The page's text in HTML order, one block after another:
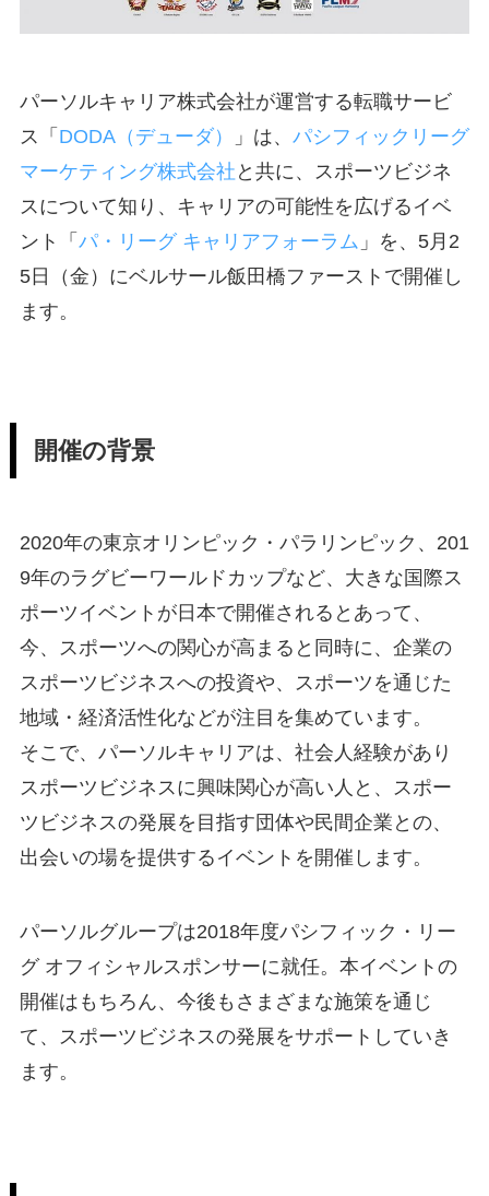
パーソルキャリア株式会社が運営する転職サービ
ス「 DODA（デューダ） 」は、 パシフィックリーグ
マーケティング株式会社 と共に、スポーツビジネ
スについて知り、キャリアの可能性を広げるイベ
ント「 パ・リーグ キャリアフォーラム 」を、5月2
5日（金）にベルサール飯田橋ファーストで開催し
ます。
開催の背景
2020年の東京オリンピック・パラリンピック、201
9年のラグビーワールドカップなど、大きな国際ス
ポーツイベントが日本で開催されるとあって、
今、スポーツへの関心が高まると同時に、企業の
スポーツビジネスへの投資や、スポーツを通じた
地域・経済活性化などが注目を集めています。
そこで、パーソルキャリアは、社会人経験があり
スポーツビジネスに興味関心が高い人と、スポー
ツビジネスの発展を目指す団体や民間企業との、
出会いの場を提供するイベントを開催します。
パーソルグループは2018年度パシフィック・リー
グ オフィシャルスポンサーに就任。本イベントの
開催はもちろん、今後もさまざまな施策を通じ
て、スポーツビジネスの発展をサポートしていき
ます。